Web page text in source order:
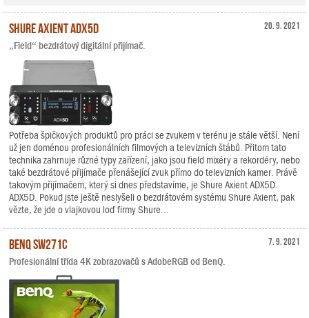
20. 9. 2021
Shure Axient ADX5D
„Field“ bezdrátový digitální přijímač.
Potřeba špičkových produktů pro práci se zvukem v terénu je stále větší. Není
už jen doménou profesionálních filmových a televizních štábů. Přitom tato
technika zahrnuje různé typy zařízení, jako jsou field mixéry a rekordéry, nebo
také bezdrátové přijímače přenášející zvuk přímo do televizních kamer. Právě
takovým přijímačem, který si dnes představíme, je Shure Axient ADX5D.
ADX5D. Pokud jste ještě neslyšeli o bezdrátovém systému Shure Axient, pak
vězte, že jde o vlajkovou loď firmy Shure...
7. 9. 2021
BenQ SW271C
Profesionální třída 4K zobrazovačů s AdobeRGB od BenQ.